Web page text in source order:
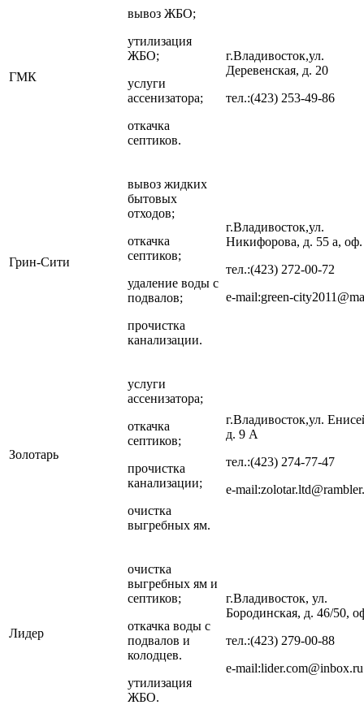
ГМК
вывоз ЖБО;
утилизация
ЖБО;
услуги
ассенизатора;
откачка
септиков.
г.Владивосток,ул.
Деревенская, д. 20
тел.:(423) 253-49-86
Грин-Сити
вывоз жидких
бытовых
отходов;
откачка
септиков;
удаление воды с
подвалов;
прочистка
канализации.
г.Владивосток,ул.
Никифорова, д. 55 а, оф.
тел.:(423) 272-00-72
e-mail:green-
Золотарь
услуги
ассенизатора;
откачка
септиков;
прочистка
канализации;
очистка
выгребных ям.
г.Владивосток,ул.
д. 9 А
тел.:(423) 274-77-47
e-
Лидер
очистка
выгребных ям и
септиков;
откачка воды с
подвалов и
колодцев.
утилизация
ЖБО.
г.Владивосток, ул.
Бородинская, д. 46/50,
тел.:(423) 279-00-88
e-mail:lider.com@inbox.ru